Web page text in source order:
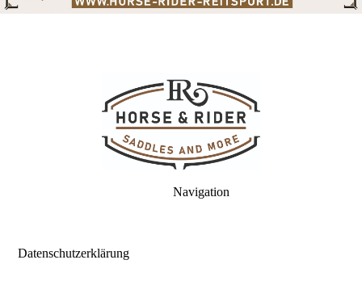
Navigation
Datenschutzerklärung